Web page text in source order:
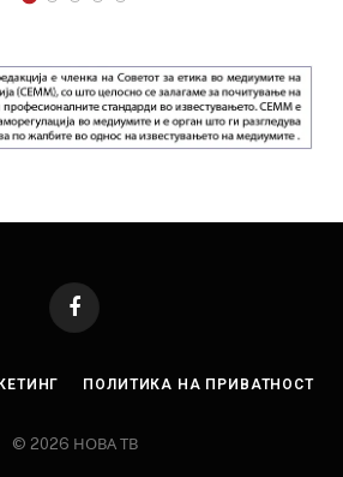
Facebook
ПОЛИТИКА НА ПРИВАТНОСТ
© 2026 НОВА ТВ